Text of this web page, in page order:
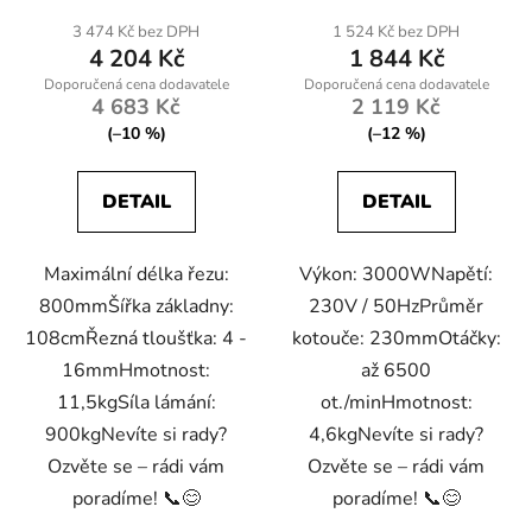
3 474 Kč bez DPH
4 204 Kč
4 683 Kč
(–10 %)
DETAIL
Maximální délka řezu:
800mmŠířka základny:
108cmŘezná tloušťka: 4 -
16mmHmotnost:
11,5kgSíla lámání:
900kgNevíte si rady?
Ozvěte se – rádi vám
poradíme! 📞😊
1 524 Kč bez DPH
1 844 Kč
2 119 Kč
(–12 %)
DETAIL
Výkon: 3000WNapětí:
230V / 50HzPrůměr
kotouče: 230mmOtáčky:
až 6500
ot./minHmotnost:
4,6kgNevíte si rady?
Ozvěte se – rádi vám
poradíme! 📞😊